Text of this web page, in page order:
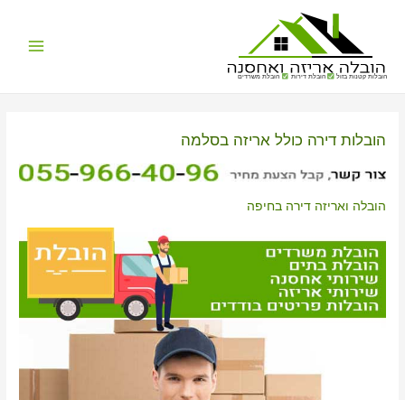
הובלות קטנות בזול הובלת דירות הובלת משרדים
הובלות דירה כולל אריזה בסלמה
הובלה ואריזה דירה בחיפה